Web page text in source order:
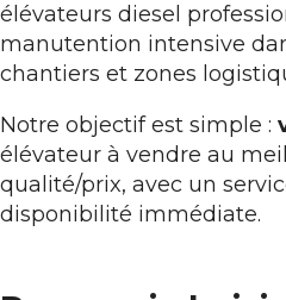
élévateurs diesel
manutention intensive
chantiers et zones
Notre objectif est simple :
élévateur à vendre au
qualité/prix, avec un
disponibilité immédiate.